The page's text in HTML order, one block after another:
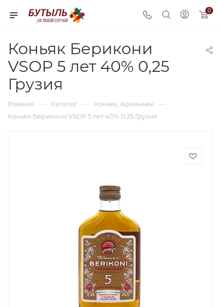
0
Коньяк Берикони
VSОР 5 лет 40% 0,25
Грузия
Главная — Каталог — Коньяк, Арманьяк —
Коньяк Берикони VSОР 5 лет 40% 0,25 Грузия